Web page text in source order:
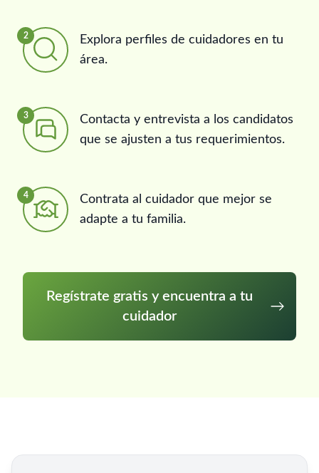
2
Explora perfiles de cuidadores en tu
área.
3
Contacta y entrevista a los candidatos
que se ajusten a tus requerimientos.
4
Contrata al cuidador que mejor se
adapte a tu familia.
Regístrate gratis y encuentra a tu
cuidador